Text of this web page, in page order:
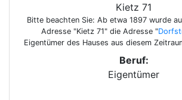
Kietz 71
Bitte beachten Sie: Ab etwa 1897 wurde
Adresse "Kietz 71" die Adresse "
Eigentümer des Hauses aus diesem
Beruf:
Eigentümer